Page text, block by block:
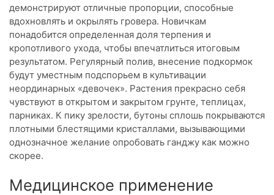
демонстрируют отличные пропорции, способные
вдохновлять и окрылять гровера. Новичкам
понадобится определенная доля терпения и
кропотливого ухода, чтобы впечатлиться итоговым
результатом. Регулярный полив, внесение подкормок
будут уместным подспорьем в культивации
неординарных «девочек». Растения прекрасно себя
чувствуют в открытом и закрытом грунте, теплицах,
парниках. К пику зрелости, бутоны сплошь покрываются
плотными блестящими кристаллами, вызывающими
однозначное желание опробовать ганджу как можно
скорее.
Медицинское применение